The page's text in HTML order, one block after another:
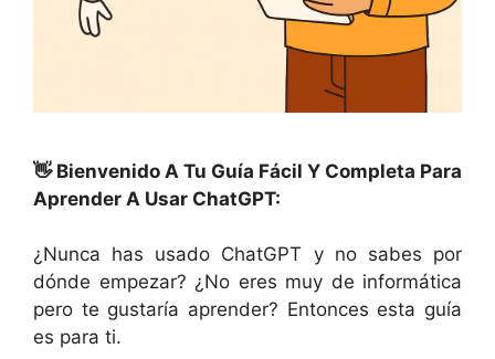
👋 Bienvenido A Tu Guía Fácil Y Completa Para
Aprender A Usar ChatGPT:
¿Nunca has usado ChatGPT y no sabes por
dónde empezar? ¿No eres muy de informática
pero te gustaría aprender? Entonces esta guía
es para ti.